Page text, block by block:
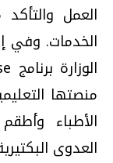
العمل والتأكد
الخدمات. وفي
منصتها
الأطباء
العدوى